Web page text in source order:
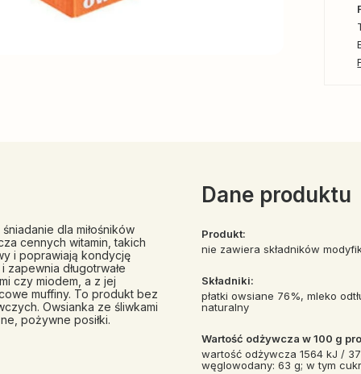
dla miłośników
cennych witamin, takich
i poprawiają kondycję
długotrwałe
czy miodem, a z jej
muffiny. To produkt bez
Owsianka ze śliwkami
pożywne posiłki.
Dane produktu
Produkt:
nie zawiera składników
Składniki:
płatki owsiane 76%, mleko
naturalny
Wartość odżywcza w 100 g
wartość odżywcza 1564 kJ /
węglowodany: 63 g; w tym